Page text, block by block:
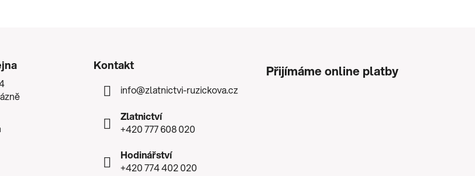
Kontakt
info@zlatnictvi-ruzickova.cz
Zlatnictví
+420 777 608 020
Hodinářství
+420 774 402 020
Přijímáme online platby